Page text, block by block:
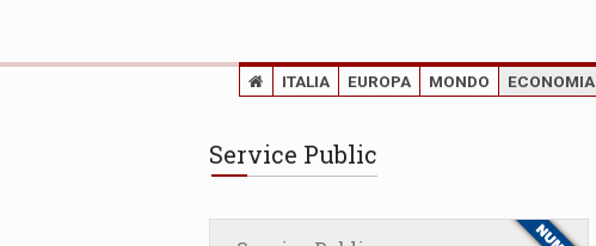
ITALIA EUROPA MONDO ECONOMIA
Service Public